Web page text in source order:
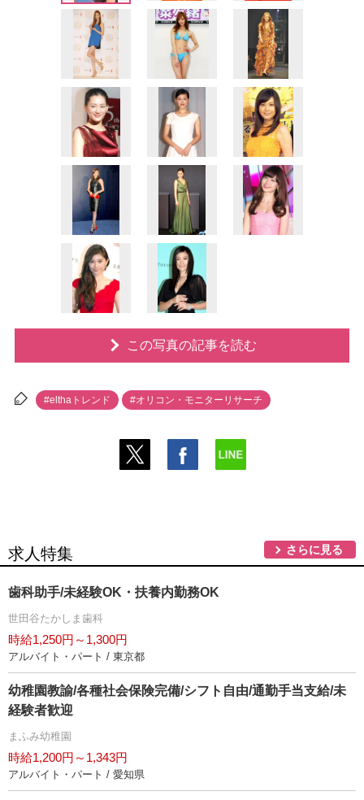
この写真の記事を読む
#elthaトレンド #オリコン・モニターリサーチ
求人特集 さらに見る
歯科助手/未経験OK・扶養内勤務OK
世田谷たかしま歯科
時給1,250円～1,300円
アルバイト・パート / 東京都
幼稚園教諭/各種社会保険完備/シフト自由/通勤手当支給/未
経験者歓迎
まふみ幼稚園
時給1,200円～1,343円
アルバイト・パート / 愛知県